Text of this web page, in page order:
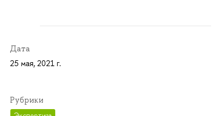
Дата
25 мая, 2021 г.
Рубрики